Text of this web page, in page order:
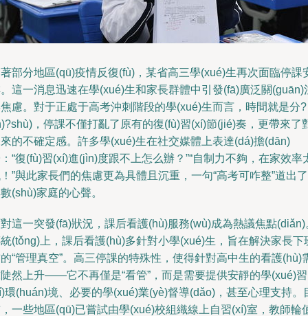
部分地區(qū)疫情反復(fù)，某省高三學(xué)生再次面臨停課
這一消息迅速在學(xué)生和家長群體中引發(fā)廣泛關(guān)
慮。對于正處于高考沖刺階段的學(xué)生而言，時間就是分?
，停課不僅打亂了原有的復(fù)習(xí)節(jié)奏，更帶來了
的不確定感。許多學(xué)生在社交媒體上表達(dá)擔(dān)
“復(fù)習(xí)進(jìn)度跟不上怎么辦？”“自制力不夠，在家效率
”與此家長們的焦慮更為具體且沉重，一句“高考可咋整”道出了
(shù)家庭的心聲。
這一突發(fā)狀況，課后看護(hù)服務(wù)成為熱議焦點(diǎn)
(tǒng)上，課后看護(hù)多針對小學(xué)生，旨在解決家長下
“管理真空”。高三停課的特殊性，使得針對高中生的看護(hù)
然上升——它不再僅是“看管”，而是需要提供安靜的學(xué)習
環(huán)境、必要的學(xué)業(yè)督導(dǎo)，甚至心理支持。
一些地區(qū)已嘗試由學(xué)校組織線上自習(xí)室，教師輪